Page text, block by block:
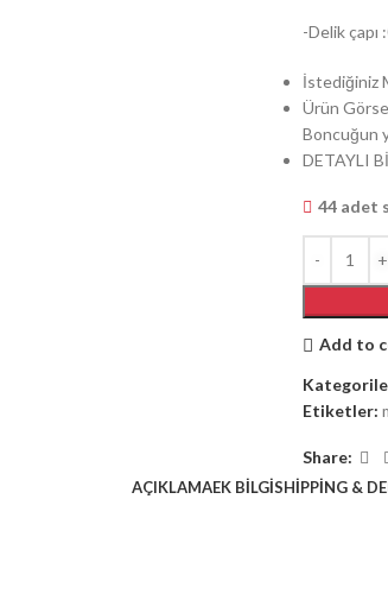
-Delik çapı
İstediğiniz
Ürün
Boncuğun
DETAYLI
44 adet
Add to
Etiketler:
Share:
AÇIKLAMAEK BILGISHIPPING &